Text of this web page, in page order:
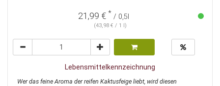
21,99 € * / 0,5l
(43,98 € / 1 l)
Lebensmittelkennzeichnung
Wer das feine Aroma der reifen Kaktusfeige liebt, wird diesen